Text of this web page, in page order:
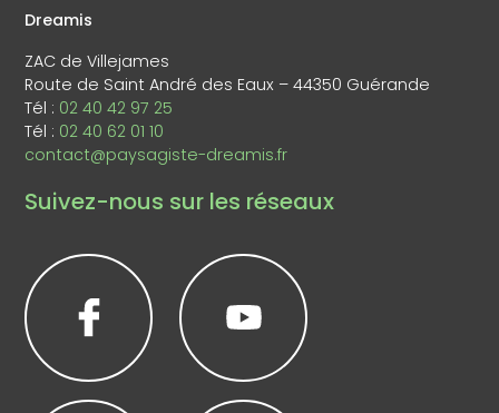
Dreamis
ZAC de Villejames
Route de Saint André des Eaux – 44350 Guérande
Tél : 02 40 42 97 25
Tél : 02 40 62 01 10
contact@paysagiste-dreamis.fr
Suivez-nous sur les réseaux